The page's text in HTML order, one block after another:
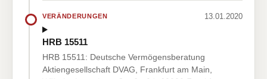
VERÄNDERUNGEN 13.01.2020
HRB 15511
HRB 15511: Deutsche Vermögensberatung
Aktiengesellschaft DVAG, Frankfurt am Main,